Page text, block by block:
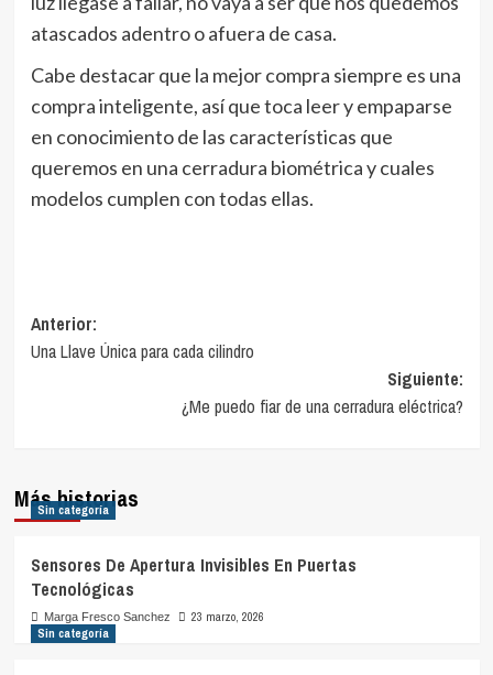
atascados adentro o afuera de casa.
Cabe destacar que la mejor compra siempre es una
compra inteligente, así que toca leer y empaparse
en conocimiento de las características que
queremos en una cerradura biométrica y cuales
modelos cumplen con todas ellas.
Navegación
de
Anterior:
Una Llave Única para cada cilindro
Siguiente:
¿Me puedo fiar de una cerradura eléctrica?
Más historias
Sin categoría
Sensores De Apertura Invisibles En Puertas
Tecnológicas
Marga Fresco Sanchez
23 marzo, 2026
Sin categoría